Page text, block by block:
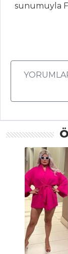
Et
Zahterli
Meyveli
Pilav ve
Tüm
sunumuyla